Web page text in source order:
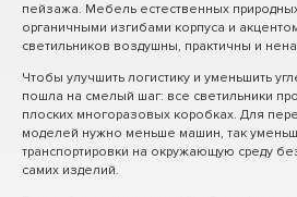
пейзажа. Мебель естественных
органичными изгибами корпуса и
светильников воздушны, практичны и
Чтобы улучшить логистику и уменьшить
пошла на смелый шаг: все светильники
плоских многоразовых коробках. Для
моделей нужно меньше машин, так
транспортировки на окружающую среду
самих изделий.